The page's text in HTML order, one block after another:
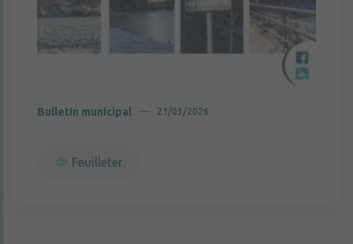
Bulletin municipal 21/03/2026
Feuilleter